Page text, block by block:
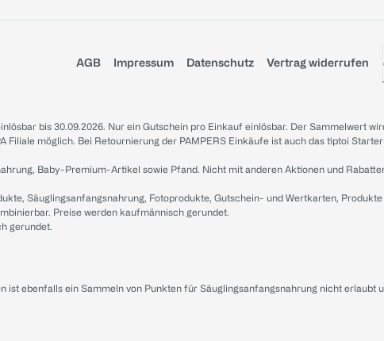
AGB Impressum Datenschutz Vertrag widerrufen
bis 30.09.2026. Nur ein Gutschein pro Einkauf einlösbar. Der Sammelwert
Filiale möglich. Bei Retournierung der PAMPERS Einkäufe ist auch das tiptoi
Baby-Premium-Artikel sowie Pfand. Nicht mit anderen Aktionen und
Säuglingsanfangsnahrung, Fotoprodukte, Gutschein- und Wertkarten,
Preise werden kaufmännisch gerundet.
gerundet.
ebenfalls ein Sammeln von Punkten für Säuglingsanfangsnahrung nicht erlaubt